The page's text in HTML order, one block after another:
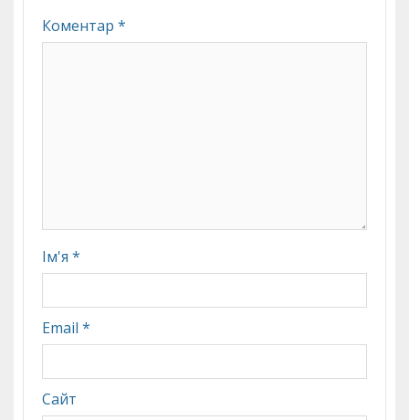
Коментар *
Ім'я *
Email *
Сайт